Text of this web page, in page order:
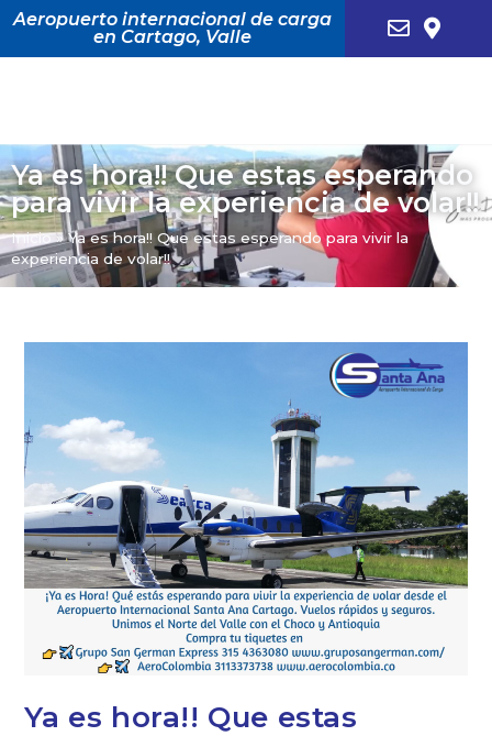
Aeropuerto internacional de carga
en Cartago, Valle
Ya es hora!! Que estas esperando
para vivir la experiencia de volar!!
Inicio»Ya es hora!! Que estas esperando para vivir la
experiencia de volar!!
Ya es hora!! Que estas